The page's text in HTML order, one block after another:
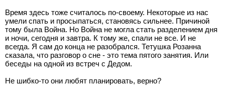
Время здесь тоже считалось по-своему. Некоторые из нас
умели спать и просыпаться, становясь сильнее. Причиной
тому была Война. Но Война не могла стать разделением дня
и ночи, сегодня и завтра. К тому же, спали не все. И не
всегда. Я сам до конца не разобрался. Тетушка Розанна
сказала, что разговор о сне - это тема пятого занятия. Или
беседы на одной из встреч с Дедом.
Не шибко-то они любят планировать, верно?